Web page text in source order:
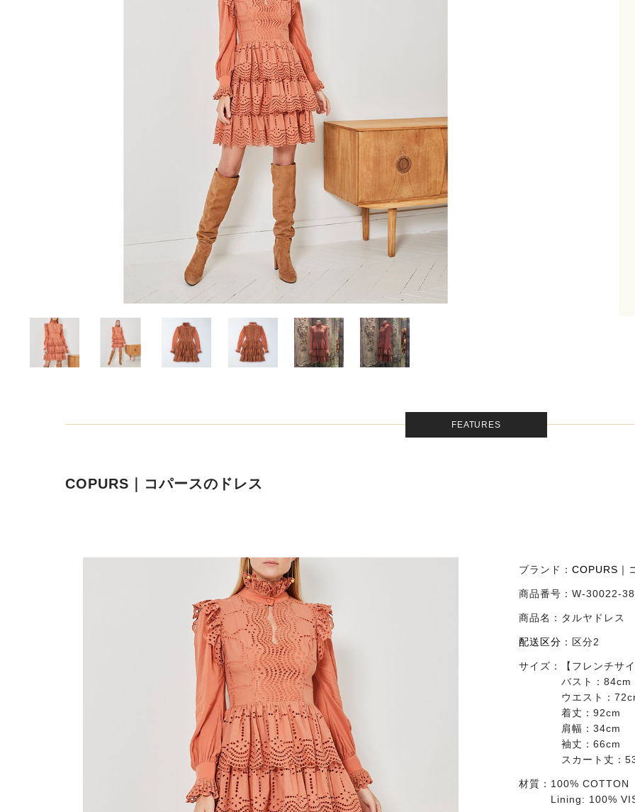
FEATURES
COPURS｜コパースのドレス
ブランド： COPURS｜
商品番号： W-30022-
商品名： タルヤドレス
配送区分 ： 区分2
サイズ：
【フレンチサ
バスト：84cm
ウエスト：
着丈：92cm
肩幅：34cm
袖丈：66cm
スカート丈：
材質： 100% COTTON
Lining: 100%